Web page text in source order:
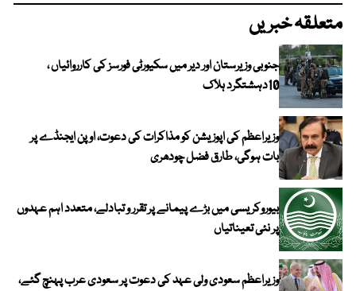
متعلقہ خبریں
جنوبی وزیرستان اور دیر میں سکیورٹی فورسز کی کارروائیاں ،
10دہشتگرد ہلاک
وزیراعظم کی اپوزیشن کو مذاکرات کی دعوت، اوپن ایجنڈے پر
بات ہوگی، طارق فضل چودھری
بیوروکریسی میں بڑے پیمانے پر تقرر و تبادلے، متعدد اہم عہدوں
پر نئی تعیناتیاں
وزیراعظم سعودی ولی عہد کی دعوت پر سعودی عرب پہنچ گئے،